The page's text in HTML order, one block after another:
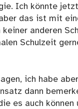
Ich könnte
das ist mit
keiner anderen
Schulzeit
ich habe
dann
es auch